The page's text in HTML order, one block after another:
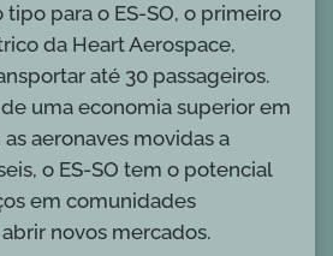
para o ES-SO, o primeiro
da Heart Aerospace,
até 30 passageiros.
uma economia superior em
aeronaves movidas a
o ES-SO tem o potencial
em comunidades
novos mercados.